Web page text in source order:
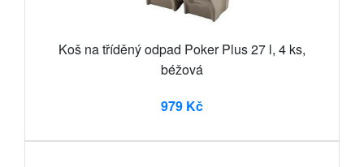
Koš na tříděný odpad Poker Plus 27 l, 4 ks,
béžová
979 Kč